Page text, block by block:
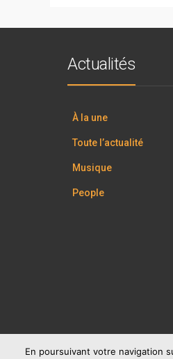
Actualités
À la une
Toute l’actualité
Musique
People
En poursuivant votre navigation